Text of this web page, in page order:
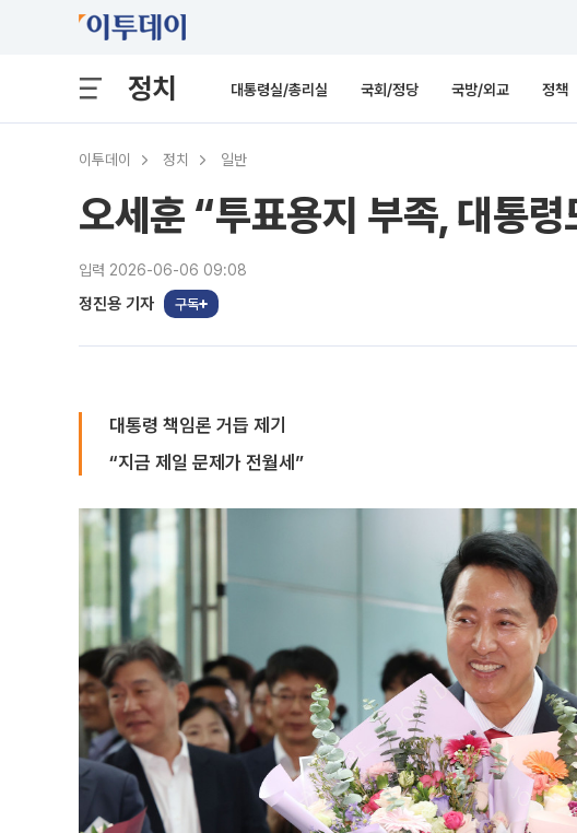
정치 대통령실/총리실 국회/정당 국방/외교 정책
이투데이 정치 일반
오세훈 “투표용지 부족, 대통
입력 2026-06-06 09:08
정진용 기자 구독
대통령 책임론 거듭 제기
“지금 제일 문제가 전월세”